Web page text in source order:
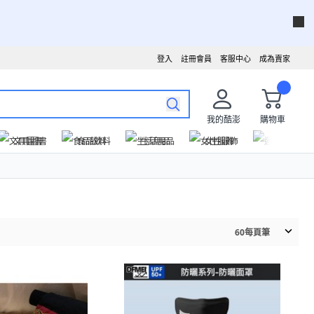
成為賣家
客服中心
註冊會員
登入
我的酷澎
購物車
文具圖書
食品飲料 生活用品 女性服飾
60每頁筆